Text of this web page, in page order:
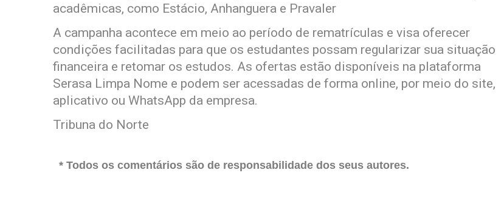
acadêmicas, como Estácio, Anhanguera e Pravaler
A campanha acontece em meio ao período de rematrículas e visa oferecer
condições facilitadas para que os estudantes possam regularizar sua situação
financeira e retomar os estudos. As ofertas estão disponíveis na plataforma
Serasa Limpa Nome e podem ser acessadas de forma online, por meio do site,
aplicativo ou WhatsApp da empresa.
Tribuna do Norte
* Todos os comentários são de responsabilidade dos seus autores.